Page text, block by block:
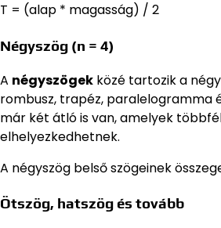
T = (alap * magasság) / 2
Négyszög (n = 4)
A négyszögek közé tartozik a
rombusz, trapéz, paralelogramma
már két átló is van, amelyek
elhelyezkedhetnek.
A négyszög belső szögeinek
Ötszög, hatszög és tovább